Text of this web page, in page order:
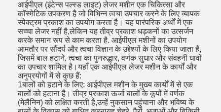
आईपीएल (इंटेन्स पल्स्ड लाइट) लेजर मशीन एक चिकित्सा और
कॉस्मेटिक उपकरण है जो विभिन्न त्वचा उपचार करने के लिए व्यापक
स्पेक्ट्रम प्रकाश का उपयोग करता है। यह पारंपरिक अर्थों में एक
सच्चा लेजर नहीं है,लेकिन यह तीव्र प्रकाश धड़कनों का उत्सर्जन
करके समान रूप से काम करता है. आईपीएल मशीनों का उपयोग
आमतौर पर सौंदर्य और त्वचा विज्ञान के उद्देश्यों के लिए किया जाता है,
जिसमें बाल हटाने, त्वचा का पुनरुद्धार, वर्णक सुधार और संवहनी घावों
का उपचार शामिल है।यहाँ एक आईपीएल लेजर मशीन के कार्यों और
अनुप्रयोगों में से कुछ हैं:
1बालों को हटाने के लिए: आईपीएल मशीन के मुख्य कार्यों में से एक
बालों को हटाना है। तीव्र प्रकाश ऊर्जा बालों के कूपों में वर्णक
(मेलैनिन) को लक्षित करती है,उन्हें नुकसान पहुंचाना और भविष्य के